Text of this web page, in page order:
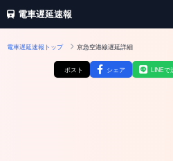
電車遅延速報
電車遅延速報トップ 京急空港線遅延詳細
ポスト シェア LINEで